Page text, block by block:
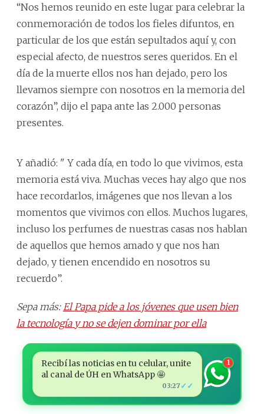
“Nos hemos reunido en este lugar para celebrar la
conmemoración de todos los fieles difuntos, en
particular de los que están sepultados aquí y, con
especial afecto, de nuestros seres queridos. En el
día de la muerte ellos nos han dejado, pero los
llevamos siempre con nosotros en la memoria del
corazón”, dijo el papa ante las 2.000 personas
presentes.
Y añadió: " Y cada día, en todo lo que vivimos, esta
memoria está viva. Muchas veces hay algo que nos
hace recordarlos, imágenes que nos llevan a los
momentos que vivimos con ellos. Muchos lugares,
incluso los perfumes de nuestras casas nos hablan
de aquellos que hemos amado y que nos han
dejado, y tienen encendido en nosotros su
recuerdo”.
Sepa más: El Papa pide a los jóvenes que usen bien
la tecnología y no se dejen dominar por ella
Recibí las noticias en tu celular, unite
al canal de ÚH en WhatsApp 🤩
03:27 ✓✓
1